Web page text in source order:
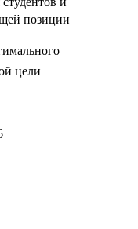
позиции
цели